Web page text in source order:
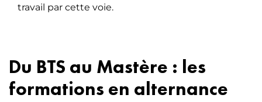
travail par cette voie.
Du BTS au Mastère : les
formations en alternance